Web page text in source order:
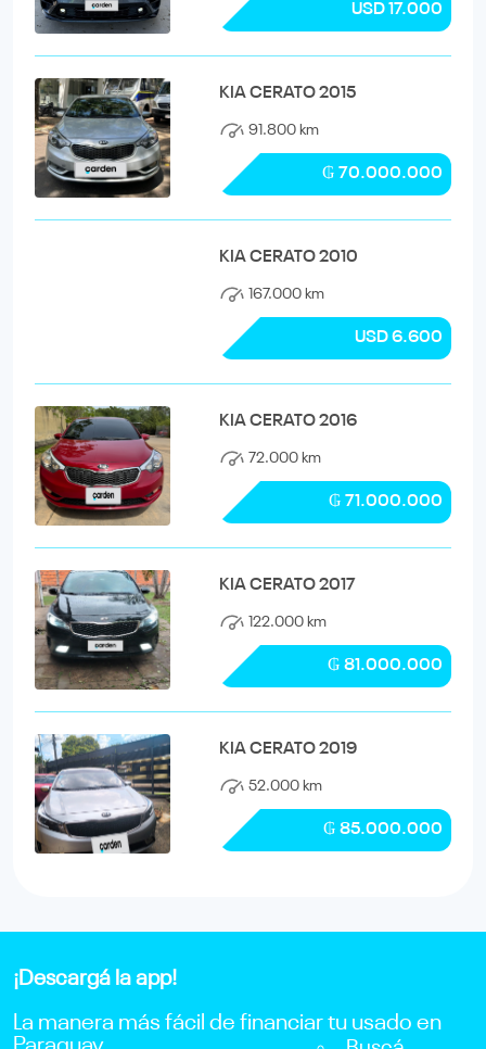
USD 17.000
KIA CERATO 2015
91.800 km
₲ 70.000.000
KIA CERATO 2010
167.000 km
USD 6.600
KIA CERATO 2016
72.000 km
₲ 71.000.000
KIA CERATO 2017
122.000 km
₲ 81.000.000
KIA CERATO 2019
52.000 km
₲ 85.000.000
¡Descargá la app!
La manera más fácil de financiar tu usado en